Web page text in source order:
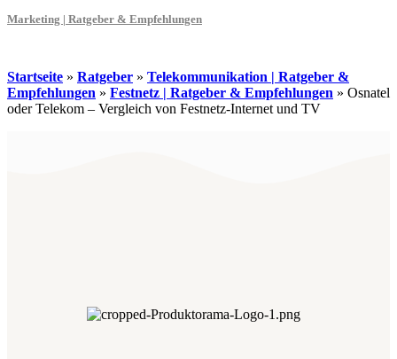
Marketing | Ratgeber & Empfehlungen
Startseite » Ratgeber » Telekommunikation | Ratgeber &
Empfehlungen » Festnetz | Ratgeber & Empfehlungen » Osnatel
oder Telekom – Vergleich von Festnetz-Internet und TV